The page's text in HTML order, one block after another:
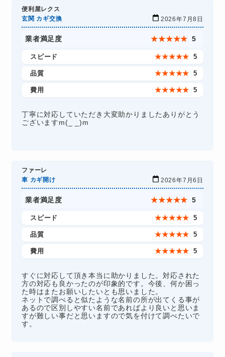
便利屋レクス
玄関 カギ交換
2026年7月8日
業者満足度 ★★★★★ 5
スピード ★★★★★ 5
品質 ★★★★★ 5
費用 ★★★★★ 5
丁寧に対応していただき大変助かりましたありがとう
ございますm(_ _)m
ファーレ
車 カギ開け
2026年7月6日
業者満足度 ★★★★★ 5
スピード ★★★★★ 5
品質 ★★★★★ 5
費用 ★★★★★ 5
すぐに対応して頂き本当に助かりました。対応された
方の対応も良かったのが印象的です。今後、何か困っ
た時はまたお願いしたいとも思いました。
ネットで調べると似たような名前の所が出てくる事が
あるので区別しやすい名前であればより良いと思いま
すが難しい事だと思いますので気を付けて調べたいで
す。